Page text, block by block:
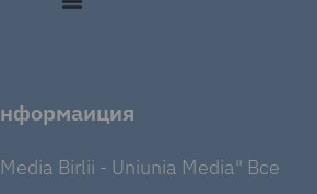
Birlii - Uniunia Media" Все